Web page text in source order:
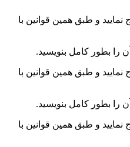
و طبق همین قوانین با
را بطور کامل بنویسید.
و طبق همین قوانین با
را بطور کامل بنویسید.
و طبق همین قوانین با